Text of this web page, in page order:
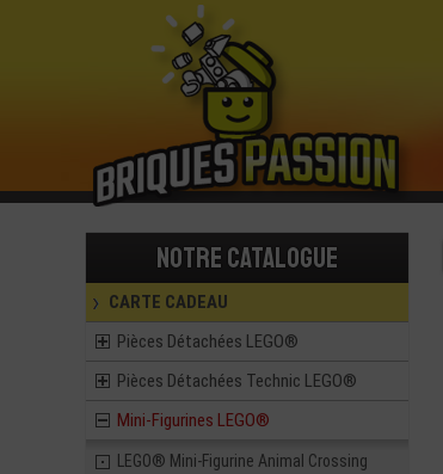
Notre catalogue
CARTE CADEAU
Pièces Détachées LEGO®
Pièces Détachées Technic LEGO®
Mini-Figurines LEGO®
LEGO® Mini-Figurine Animal Crossing